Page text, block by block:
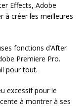
Effects, Adobe
à créer les meilleures
fonctions d’After
Premiere Pro.
pour tout.
excessif pour le
à montrer à ses